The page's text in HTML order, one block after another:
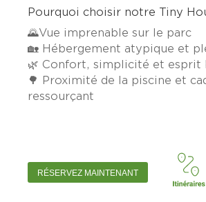
Pourquoi choisir notre Tiny
🌄Vue imprenable sur le parc
🏡 Hébergement atypique et
🌿 Confort, simplicité et esprit
🌳 Proximité de la piscine et
ressourçant
RÉSERVEZ MAINTENANT